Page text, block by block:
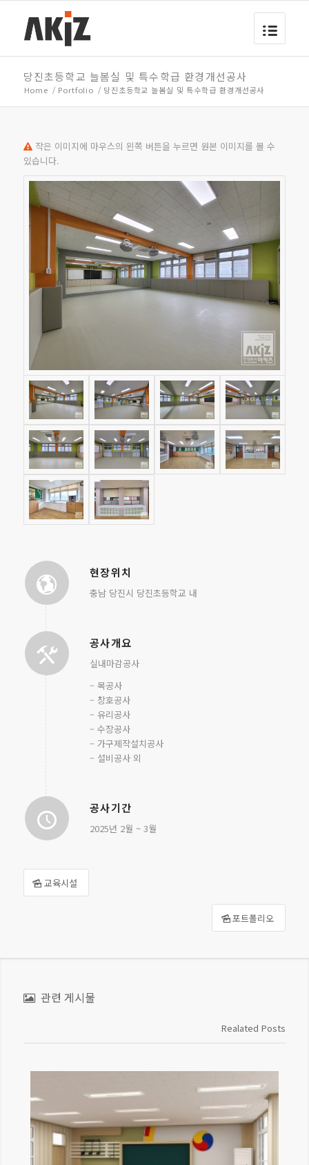
당진초등학교 늘봄실 및 특수학급 환경개선공사
Home / Portfolio / 당진초등학교 늘봄실 및 특수학급 환경개선공사
작은 이미지에 마우스의 왼쪽 버튼을 누르면 원본 이미지를 볼 수
있습니다.
현장위치
충남 당진시 당진초등학교 내
공사개요
실내마감공사
– 목공사
– 창호공사
– 유리공사
– 수장공사
– 가구제작설치공사
– 설비공사 외
공사기간
2025년 2월 ~ 3월
교육시설
포트폴리오
관련 게시물
Realated Posts